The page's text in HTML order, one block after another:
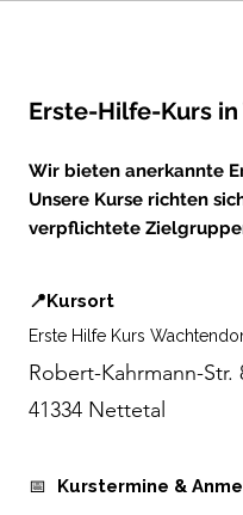
Erste-Hilfe-Kurs
Wir bieten anerkannte
Unsere Kurse richten
verpflichtete
📍Kursort
Erste Hilfe Kurs
Robert-Kahrmann-Str.
41334 Nettetal
📅 Kurstermine &